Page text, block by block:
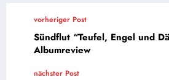
vorheriger Post
Sündflut “Teufel, Engel und
Albumreview
nächster Post